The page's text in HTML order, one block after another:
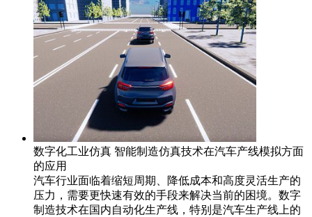
数字化工业仿真 智能制造仿真技术在汽车产线模拟方面
的应用
汽车行业面临着缩短周期、降低成本和高度灵活生产的
压力，需要更快速有效的手段来解决当前的困境。数字
制造技术在国内自动化生产线，特别是汽车生产线上的